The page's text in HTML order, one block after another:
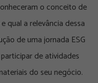
o conceito de
qual a relevância dessa
de uma jornada ESG
de atividades
do seu negócio.